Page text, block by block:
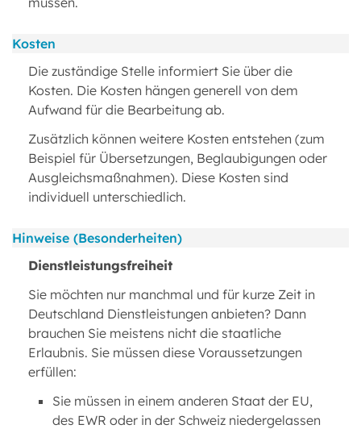
Kosten
Die zuständige Stelle informiert Sie über die
Kosten. Die Kosten hängen generell von dem
Aufwand für die Bearbeitung ab.
Zusätzlich können weitere Kosten entstehen (zum
Beispiel für Übersetzungen, Beglaubigungen oder
Ausgleichsmaßnahmen). Diese Kosten sind
individuell unterschiedlich.
Hinweise (Besonderheiten)
Dienstleistungsfreiheit
Sie möchten nur manchmal und für kurze Zeit in
Deutschland Dienstleistungen anbieten? Dann
brauchen Sie meistens nicht die staatliche
Erlaubnis. Sie müssen diese Voraussetzungen
erfüllen:
Sie müssen in einem anderen Staat der EU,
des EWR oder in der Schweiz niedergelassen